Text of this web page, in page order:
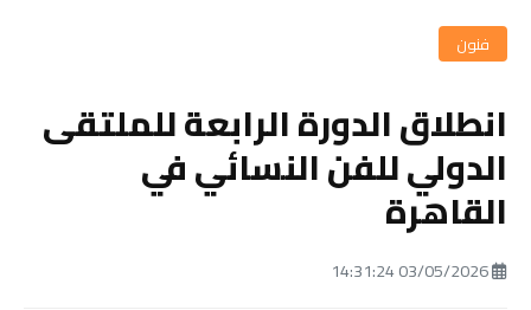
فنون
انطلاق الدورة الرابعة للملتقى
الدولي للفن النسائي في
القاهرة